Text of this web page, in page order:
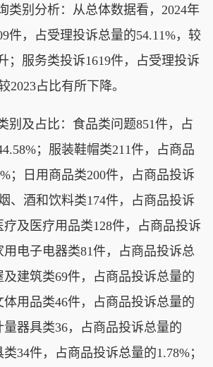
别分析：从总体数据看，2024年
件，占受理投诉总量的54.11%，较
；服务类投诉1619件，占受理投诉
2023占比有所下降。
及占比：食品类问题851件，占
；服装鞋帽类211件，占商品
；日用商品类200件，占商品投诉
、酒和饮料类174件，占商品投诉
疗及医疗用品类128件，占商品投诉
用电子电器类81件，占商品投诉总
及建筑类69件，占商品投诉总量的
体用品类46件，占商品投诉总量的
量器具类36，占商品投诉总量的
34件，占商品投诉总量的1.78%；